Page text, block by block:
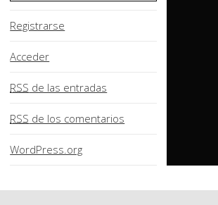
Registrarse
Acceder
RSS de las entradas
RSS de los comentarios
WordPress.org